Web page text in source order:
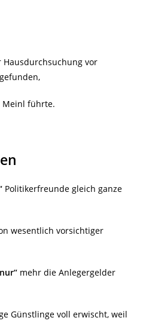
vor
Meinl führte.
Politikerfreunde gleich ganze
wesentlich vorsichtiger
mehr die Anlegergelder
Günstlinge voll erwischt, weil